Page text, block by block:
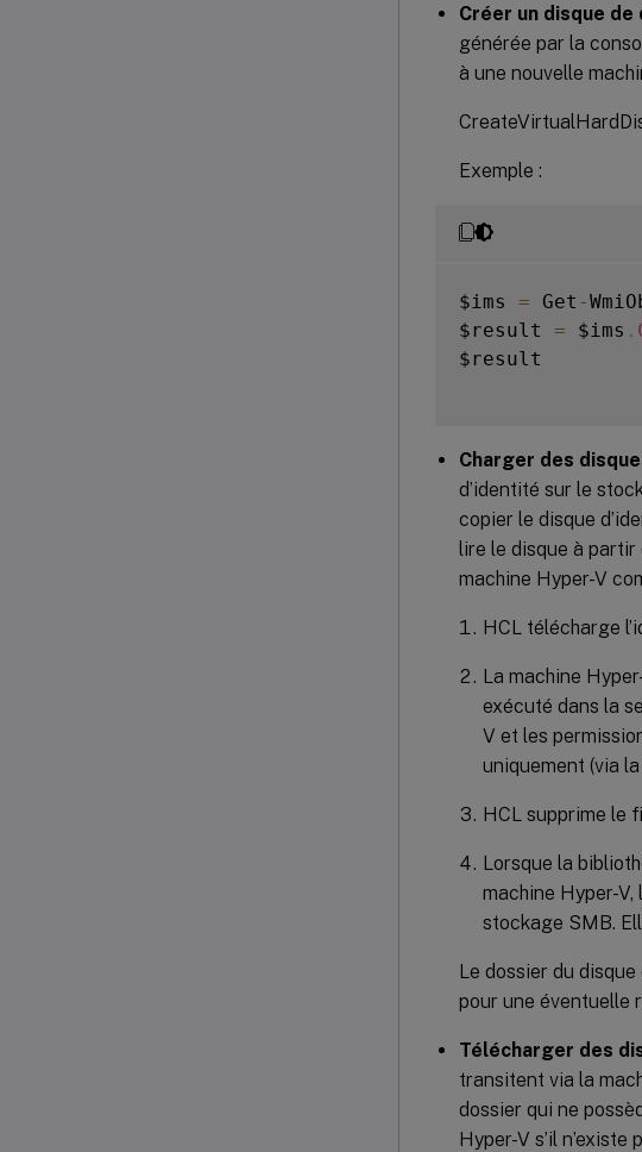
Créer un disque
générée par la
à une nouvelle
Exemple :
$ims = Get -
$result = $ims .
$result
Charger des
d’identité sur le
copier le disque
lire le disque à partir
machine Hyper-V
HCL télécharge
La machine
exécuté dans la
V et les
uniquement (via
HCL supprime le
Lorsque la
machine Hyper-
stockage SMB.
Le dossier du
pour une éventuelle
Télécharger des
transitent via la
dossier qui ne
Hyper-V s’il n’existe